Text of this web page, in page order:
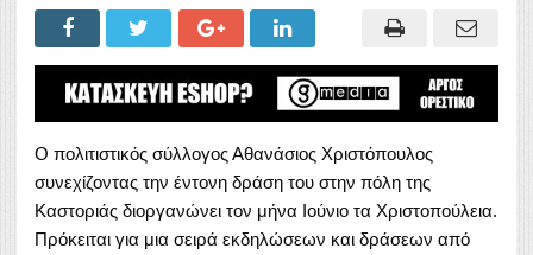
Ο πολιτιστικός σύλλογος Αθανάσιος Χριστόπουλος
συνεχίζοντας την έντονη δράση του στην πόλη της
Καστοριάς διοργανώνει τον μήνα Ιούνιο τα Χριστοπούλεια.
Πρόκειται για μια σειρά εκδηλώσεων και δράσεων από